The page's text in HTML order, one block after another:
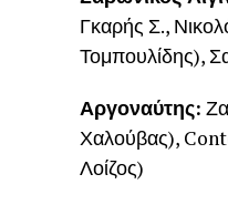
Γκαρής Σ.,
Τομπουλίδης),
Αργοναύτης:
Χαλούβας),
Λοίζος)